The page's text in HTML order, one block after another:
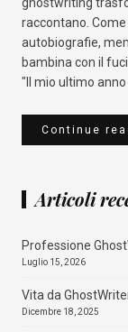
ghostwriting
raccontano.
autobiografie,
bambina con il
"Il mio ultimo anno
Continue
Articoli
Professione
Luglio 15, 2026
Vita da
Dicembre 18, 2025